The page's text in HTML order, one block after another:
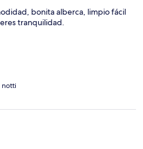
bonita alberca, limpio fácil
tranquilidad.
notti